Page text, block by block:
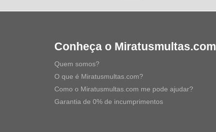
Conheça o Miratusmultas.com
Quem somos?
O que é Miratusmultas.com?
Como o Miratusmultas.com me pode ajudar?
Garantia de 0% de incumprimentos